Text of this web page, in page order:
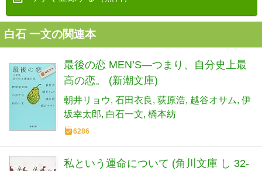
白石 一文の関連本
最後の恋 MEN’S―つまり、自分史上最
高の恋。 (新潮文庫)
朝井リョウ 石田衣良 荻原浩 越谷オサム 伊
坂幸太郎 白石一文 橋本紡
6286
私という運命について (角川文庫 し 32-